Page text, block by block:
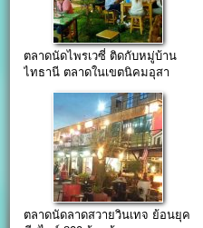
ตลาดนัดไพรเวซี่ ติดกับหมู่บ้าน
ไทธานี ตลาดในเขตนิคมอุสา
ตลาดนัดลาดสวายวินเทจ ย้อนยุค